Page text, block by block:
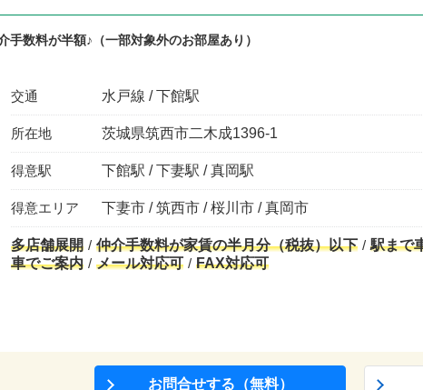
手数料が半額♪（一部対象外のお部屋あり）
交通 水戸線 / 下館駅
所在地 茨城県筑西市二木成1396‐1
得意駅 下館駅 / 下妻駅 / 真岡駅
得意エリア 下妻市 / 筑西市 / 桜川市 / 真岡市
多店舗展開 仲介手数料が家賃の半月分（税抜）以下
駅まで
車でご案内
メール対応可 FAX対応可
お問合せする（無料）